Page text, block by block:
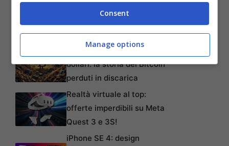
Articoli recentiL’errore da 780 Milioni di
dollari: la storia dei Bitcoin
perduti in discarica
Realtà virtuale al top:
offerte imperdibili su Meta
Quest 3 e 3S!
iPhone SE 4: design
Consent
Manage options